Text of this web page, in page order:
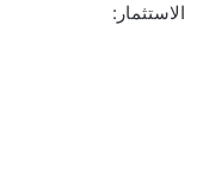
الاستثمار: